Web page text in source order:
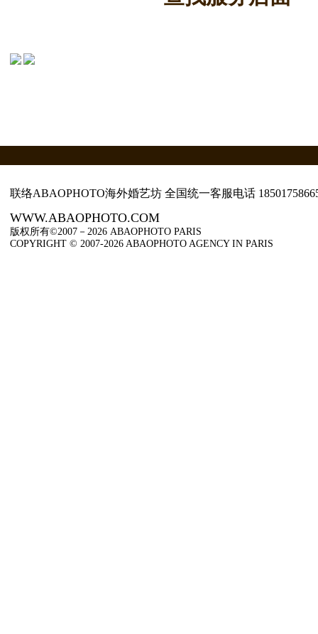
联络ABAOPHOTO海外婚艺坊 全国统一客服电话
WWW.ABAOPHOTO.COM
版权所有©2007－2026 ABAOPHOTO PARIS
COPYRIGHT © 2007-2026 ABAOPHOTO AGENCY IN PARIS